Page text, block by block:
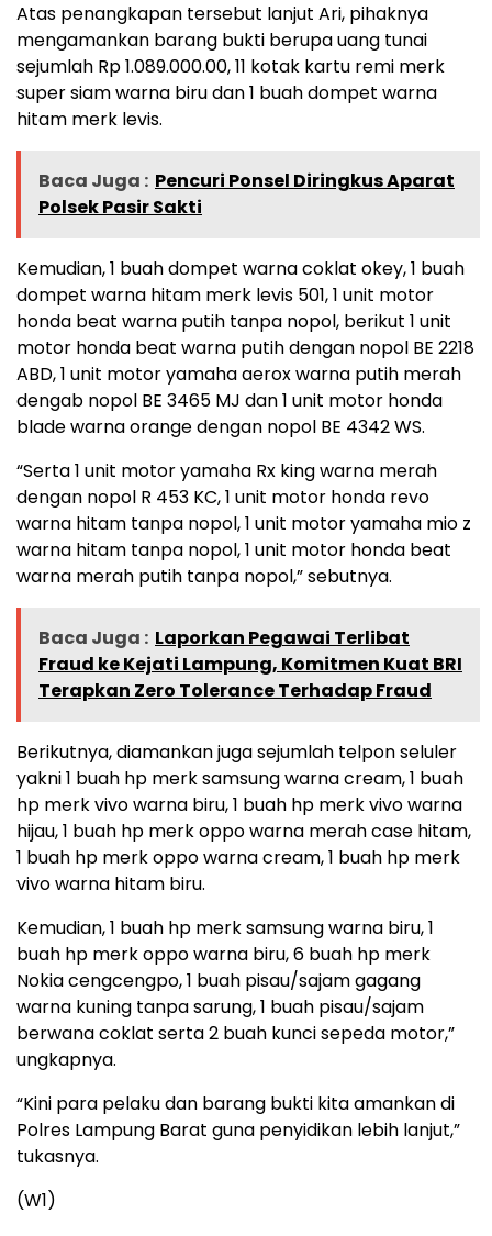
Atas penangkapan tersebut lanjut Ari, pihaknya
mengamankan barang bukti berupa uang tunai
sejumlah Rp 1.089.000.00, 11 kotak kartu remi merk
super siam warna biru dan 1 buah dompet warna
hitam merk levis.
Baca Juga : Pencuri Ponsel Diringkus Aparat
Polsek Pasir Sakti
Kemudian, 1 buah dompet warna coklat okey, 1 buah
dompet warna hitam merk levis 501, 1 unit motor
honda beat warna putih tanpa nopol, berikut 1 unit
motor honda beat warna putih dengan nopol BE 2218
ABD, 1 unit motor yamaha aerox warna putih merah
dengab nopol BE 3465 MJ dan 1 unit motor honda
blade warna orange dengan nopol BE 4342 WS.
“Serta 1 unit motor yamaha Rx king warna merah
dengan nopol R 453 KC, 1 unit motor honda revo
warna hitam tanpa nopol, 1 unit motor yamaha mio z
warna hitam tanpa nopol, 1 unit motor honda beat
warna merah putih tanpa nopol,” sebutnya.
Baca Juga : Laporkan Pegawai Terlibat
Fraud ke Kejati Lampung, Komitmen Kuat BRI
Terapkan Zero Tolerance Terhadap Fraud
Berikutnya, diamankan juga sejumlah telpon seluler
yakni 1 buah hp merk samsung warna cream, 1 buah
hp merk vivo warna biru, 1 buah hp merk vivo warna
hijau, 1 buah hp merk oppo warna merah case hitam,
1 buah hp merk oppo warna cream, 1 buah hp merk
vivo warna hitam biru.
Kemudian, 1 buah hp merk samsung warna biru, 1
buah hp merk oppo warna biru, 6 buah hp merk
Nokia cengcengpo, 1 buah pisau/sajam gagang
warna kuning tanpa sarung, 1 buah pisau/sajam
berwana coklat serta 2 buah kunci sepeda motor,”
ungkapnya.
“Kini para pelaku dan barang bukti kita amankan di
Polres Lampung Barat guna penyidikan lebih lanjut,”
tukasnya.
(W1)